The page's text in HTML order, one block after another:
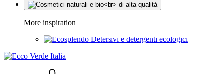
More inspiration
Detersivi e detergenti ecologici